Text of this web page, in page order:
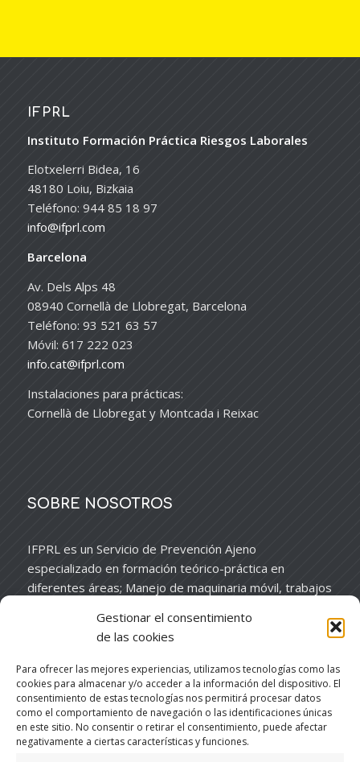
Gestionar el consentimiento
de las cookies
Para ofrecer las mejores experiencias, utilizamos tecnologías como las
cookies para almacenar y/o acceder a la información del dispositivo. El
consentimiento de estas tecnologías nos permitirá procesar datos
como el comportamiento de navegación o las identificaciones únicas
en este sitio. No consentir o retirar el consentimiento, puede afectar
negativamente a ciertas características y funciones.
IFPRL
Instituto Formación Práctica Riesgos Laborales
Elotxelerri Bidea, 16
48180 Loiu, Bizkaia
Teléfono: 944 85 18 97
info@ifprl.com
Barcelona
Av. Dels Alps 48
08940 Cornellà de Llobregat, Barcelona
Teléfono: 93 521 63 57
Móvil: 617 222 023
info.cat@ifprl.com
Instalaciones para prácticas:
Cornellà de Llobregat y Montcada i Reixac
SOBRE NOSOTROS
IFPRL es un Servicio de Prevención Ajeno
especializado en formación teórico-práctica en
diferentes áreas; Manejo de maquinaria móvil, trabajos
de electricidad, manejo de maquinaria de construcción,